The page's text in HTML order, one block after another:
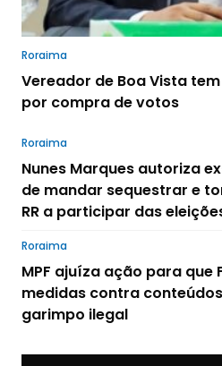
Roraima
Vereador de Boa Vista
por compra de votos
Roraima
Nunes Marques autoriza
de mandar sequestrar e
RR a participar das
Roraima
MPF ajuíza ação para que
medidas contra
garimpo ilegal